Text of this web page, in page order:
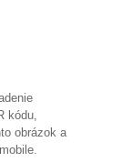
kódu,
obrázok a